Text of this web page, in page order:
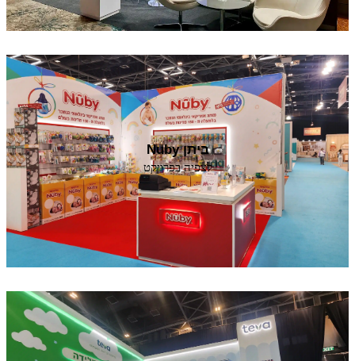
ביתן Nuby
לצפיה בפרויקט